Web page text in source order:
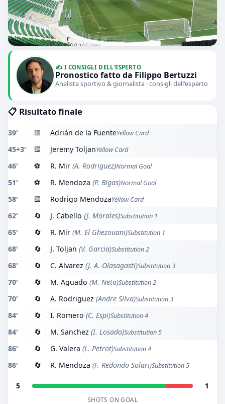
✍️ I CONSIGLI DELL'ESPERTO
Pronostico fatto da Filippo Bertuzzi
Analista sportivo & giornalista · consigli dell'esperto
📋 Risultato finale
39' 🟨 Adrián de la FuenteYellow Card
45+3' 🟨 Jeremy ToljanYellow Card
46' ⚽ R. Mir (A. Rodriguez)Normal Goal
51' ⚽ R. Mendoza (P. Bigas)Normal Goal
58' 🟨 Rodrigo MendozaYellow Card
62' 🔄 J. Cabello (J. Morales)Substitution 1
65' 🔄 R. Mir (M. El Ghezouani)Substitution 1
68' 🔄 J. Toljan (V. Garcia)Substitution 2
68' 🔄 C. Alvarez (J. A. Olasagasti)Substitution 3
70' 🔄 M. Aguado (M. Neto)Substitution 2
70' 🔄 A. Rodriguez (Andre Silva)Substitution 3
84' 🔄 I. Romero (C. Espi)Substitution 4
84' 🔄 M. Sanchez (I. Losada)Substitution 5
86' 🔄 G. Valera (L. Petrot)Substitution 4
86' 🔄 R. Mendoza (F. Redondo Solari)Substitution 5
5 1
SHOTS ON GOAL